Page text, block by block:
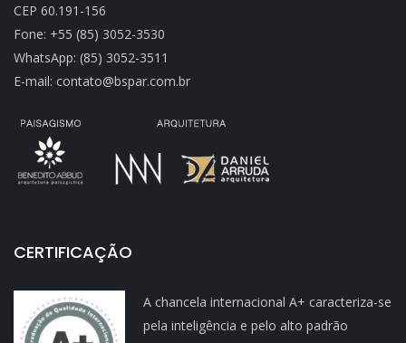
CEP 60.191-156
Fone: +55 (85) 3052-3530
WhatsApp: (85) 3052-3511
E-mail: contato@bspar.com.br
CERTIFICAÇÃO
A chancela internacional A+ caracteriza-se
pela inteligência e pelo alto padrão